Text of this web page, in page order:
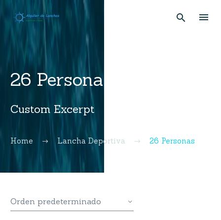
26 Personas
Custom Excerpt
Home Lancha Deportiva 26 Personas
Orden predeterminado